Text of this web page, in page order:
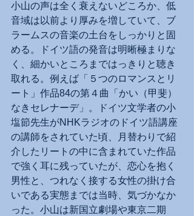
小山の声は全く衰えないどころか、低
音域は以前より厚みを増していて、ブ
ラームスの音楽の土台をしっかりと固
める。ドイツ語の発音は明晰極まりな
く、細かいところまではっきりと聴き
取れる。例えば「５つのロマンスとリ
ート」作品84の第４曲「かい（甲斐）
なきセレナーデ」。ドイツ文学者の小
塩節先生がNHKラジオのドイツ語講座
の講師をされていた頃、月替わりで紹
介したリートの中に含まれていた作品
で強く耳に残っていたが、恋心を抱く
男性と、つれなく接する女性の掛け合
いである実態までは当時、気づかなか
った。小山は新国立劇場や東京二期